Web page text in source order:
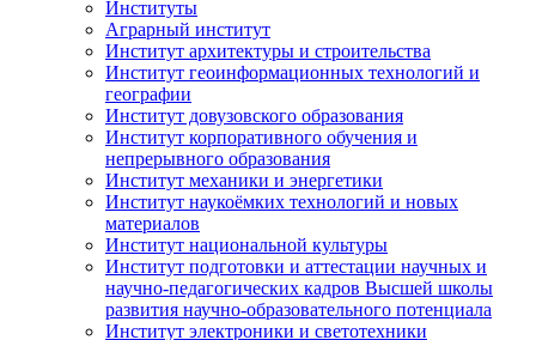
Институты
Аграрный институт
Институт архитектуры и строительства
Институт геоинформационных технологий и
географии
Институт довузовского образования
Институт корпоративного обучения и
непрерывного образования
Институт механики и энергетики
Институт наукоёмких технологий и новых
материалов
Институт национальной культуры
Институт подготовки и аттестации научных и
научно-педагогических кадров Высшей школы
развития научно-образовательного потенциала
Институт электроники и светотехники